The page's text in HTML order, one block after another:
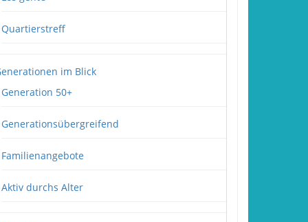
Quartierstreff
im Blick
Generation 50+
Generationsübergreifend
Familienangebote
Aktiv durchs Alter